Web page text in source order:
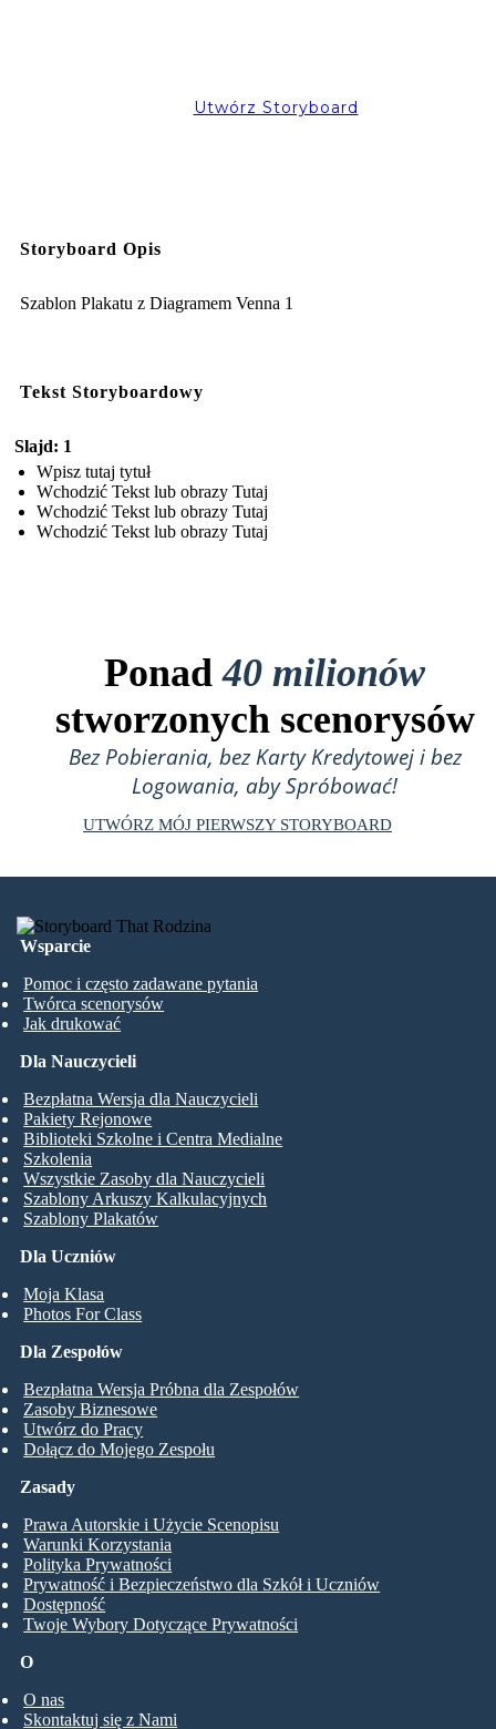
Utwórz Storyboard
Storyboard Opis
Szablon Plakatu z Diagramem Venna 1
Tekst Storyboardowy
Slajd: 1
Wpisz tutaj tytuł
Wchodzić Tekst lub obrazy Tutaj
Wchodzić Tekst lub obrazy Tutaj
Wchodzić Tekst lub obrazy Tutaj
Ponad40 milionów
stworzonych scenorysów
Bez Pobierania, bez Karty Kredytowej i bez
Logowania, aby Spróbować!
UTWÓRZ MÓJ PIERWSZY STORYBOARD
Wsparcie
Pomoc i często zadawane pytania
Twórca scenorysów
Jak drukować
Dla Uczniów
Moja Klasa
Photos For Class
Dla Nauczycieli
Bezpłatna Wersja dla Nauczycieli
Pakiety Rejonowe
Biblioteki Szkolne i Centra Medialne
Szkolenia
Wszystkie Zasoby dla Nauczycieli
Szablony Arkuszy Kalkulacyjnych
Szablony Plakatów
Dla Zespołów
Bezpłatna Wersja Próbna dla Zespołów
Zasoby Biznesowe
Utwórz do Pracy
Dołącz do Mojego Zespołu
O
O nas
Skontaktuj się z Nami
Zasady
Prawa Autorskie i Użycie Scenopisu
Warunki Korzystania
Polityka Prywatności
Prywatność i Bezpieczeństwo dla Szkół i Uczniów
Dostępność
Twoje Wybory Dotyczące Prywatności